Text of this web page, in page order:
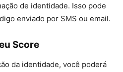
de identidade. Isso pode
enviado por SMS ou email.
Score
da identidade, você poderá